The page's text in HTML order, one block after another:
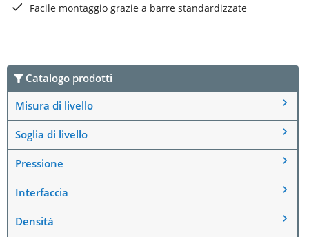
Facile montaggio grazie a barre standardizzate
Catalogo prodotti
Misura di livello
Soglia di livello
Pressione
Interfaccia
Densità